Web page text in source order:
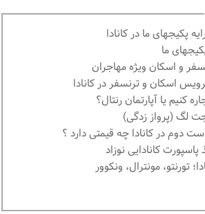
پكيجهاى ما در كانادا
ما
و اسكان ويژه مهاجران
اسکان و ترنسفر در کانادا
كنيم يا آپارتمان رنتال؟
لگ (پرواز زدگی)
پاسپورت كانادايى نوزاد
تورنتو، مونترال، ونکوور